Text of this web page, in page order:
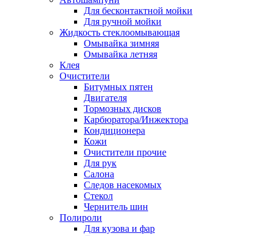
Для бесконтактной мойки
Для ручной мойки
Жидкость стеклоомывающая
Омывайка зимняя
Омывайка летняя
Клея
Очистители
Битумных пятен
Двигателя
Тормозных дисков
Карбюратора/Инжектора
Кондиционера
Кожи
Очистители прочие
Для рук
Салона
Следов насекомых
Стекол
Чернитель шин
Полироли
Для кузова и фар